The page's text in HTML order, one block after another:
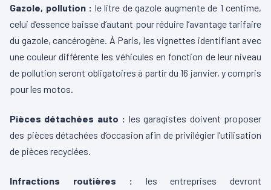
Gazole, pollution : le litre de gazole augmente de 1 centime,
celui d’essence baisse d’autant pour réduire l’avantage tarifaire
du gazole, cancérogène. À Paris, les vignettes identifiant avec
une couleur différente les véhicules en fonction de leur niveau
de pollution seront obligatoires à partir du 16 janvier, y compris
pour les motos.
Pièces détachées auto : les garagistes doivent proposer
des pièces détachées d’occasion afin de privilégier l’utilisation
de pièces recyclées.
Infractions routières : les entreprises devront